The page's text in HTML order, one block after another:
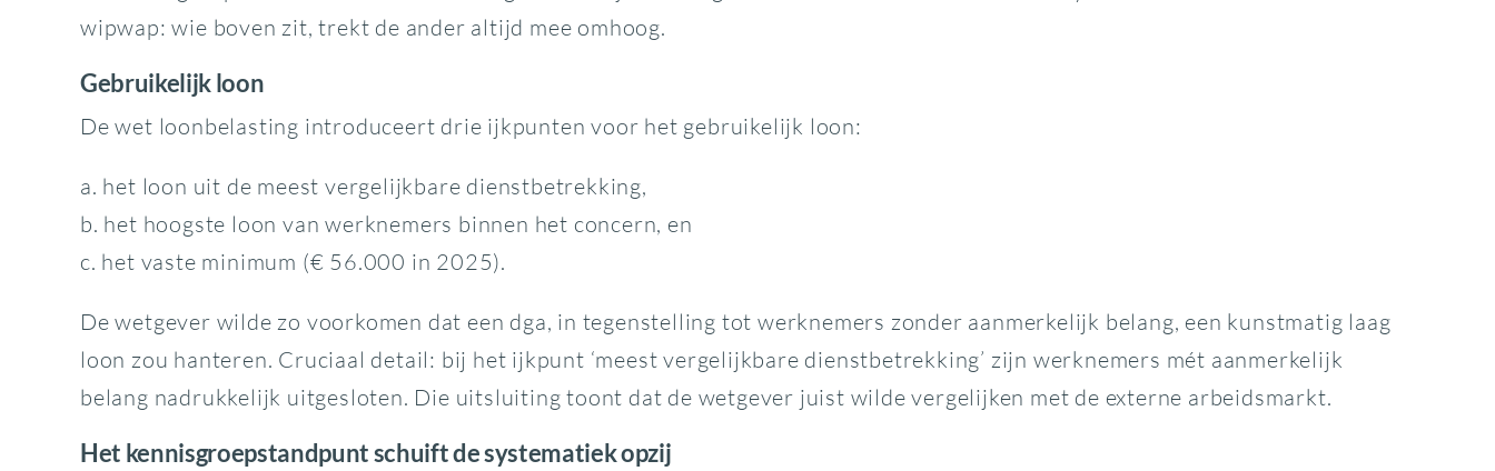
wipwap: wie boven zit, trekt de ander altijd mee omhoog.
Gebruikelijk loon
De wet loonbelasting introduceert drie ijkpunten voor het gebruikelijk loon:
a. het loon uit de meest vergelijkbare dienstbetrekking,
b. het hoogste loon van werknemers binnen het concern, en
c. het vaste minimum (€ 56.000 in 2025).
De wetgever wilde zo voorkomen dat een dga, in tegenstelling tot werknemers zonder aanmerkelijk belang, een kunstmatig laag
loon zou hanteren. Cruciaal detail: bij het ijkpunt ‘meest vergelijkbare dienstbetrekking’ zijn werknemers mét aanmerkelijk
belang nadrukkelijk uitgesloten. Die uitsluiting toont dat de wetgever juist wilde vergelijken met de externe arbeidsmarkt.
Het kennisgroepstandpunt schuift de systematiek opzij